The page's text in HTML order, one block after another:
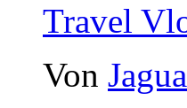
Travel
Von